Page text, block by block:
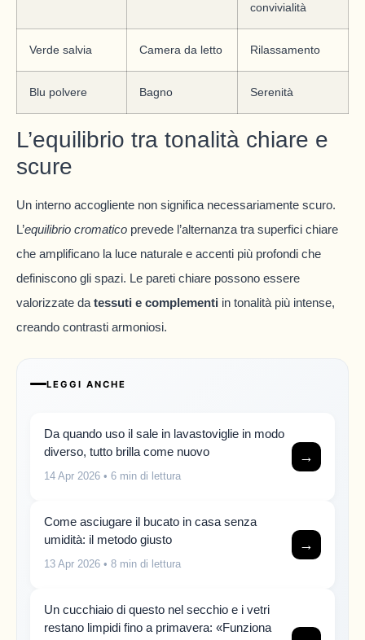
convivialità
Verde salvia Camera da letto Rilassamento
Blu polvere Bagno Serenità
L’equilibrio tra tonalità chiare e
scure
Un interno accogliente non significa necessariamente scuro.
L’equilibrio cromatico prevede l’alternanza tra superfici chiare
che amplificano la luce naturale e accenti più profondi che
definiscono gli spazi. Le pareti chiare possono essere
valorizzate da tessuti e complementi in tonalità più intense,
creando contrasti armoniosi.
LEGGI ANCHE
Da quando uso il sale in lavastoviglie in modo
diverso, tutto brilla come nuovo
14 Apr 2026 • 6 min di lettura
→
Come asciugare il bucato in casa senza
umidità: il metodo giusto
13 Apr 2026 • 8 min di lettura
→
Un cucchiaio di questo nel secchio e i vetri
restano limpidi fino a primavera: «Funziona